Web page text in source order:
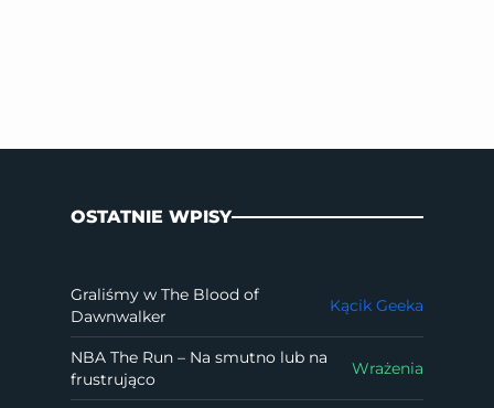
OSTATNIE WPISY
Graliśmy w The Blood of
Dawnwalker
Kącik Geeka
NBA The Run – Na smutno lub na
frustrująco
Wrażenia